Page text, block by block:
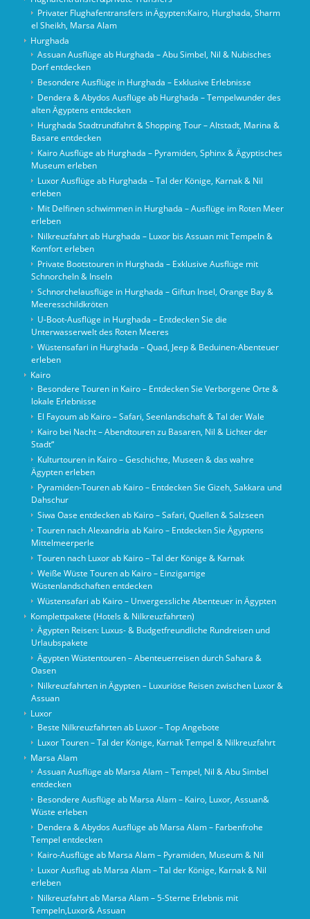
Privater Flughafentransfers in Ägypten:Kairo, Hurghada, Sharm
el Sheikh, Marsa Alam
Hurghada
Assuan Ausflüge ab Hurghada – Abu Simbel, Nil & Nubisches
Dorf entdecken
Besondere Ausflüge in Hurghada – Exklusive Erlebnisse
Dendera & Abydos Ausflüge ab Hurghada – Tempelwunder des
alten Ägyptens entdecken
Hurghada Stadtrundfahrt & Shopping Tour – Altstadt, Marina &
Basare entdecken
Kairo Ausflüge ab Hurghada – Pyramiden, Sphinx & Ägyptisches
Museum erleben
Luxor Ausflüge ab Hurghada – Tal der Könige, Karnak & Nil
erleben
Mit Delfinen schwimmen in Hurghada – Ausflüge im Roten Meer
erleben
Nilkreuzfahrt ab Hurghada – Luxor bis Assuan mit Tempeln &
Komfort erleben
Private Bootstouren in Hurghada – Exklusive Ausflüge mit
Schnorcheln & Inseln
Schnorchelausflüge in Hurghada – Giftun Insel, Orange Bay &
Meeresschildkröten
U-Boot-Ausflüge in Hurghada – Entdecken Sie die
Unterwasserwelt des Roten Meeres
Wüstensafari in Hurghada – Quad, Jeep & Beduinen-Abenteuer
erleben
Kairo
Besondere Touren in Kairo – Entdecken Sie Verborgene Orte &
lokale Erlebnisse
El Fayoum ab Kairo – Safari, Seenlandschaft & Tal der Wale
Kairo bei Nacht – Abendtouren zu Basaren, Nil & Lichter der
Stadt“
Kulturtouren in Kairo – Geschichte, Museen & das wahre
Ägypten erleben
Pyramiden-Touren ab Kairo – Entdecken Sie Gizeh, Sakkara und
Dahschur
Siwa Oase entdecken ab Kairo – Safari, Quellen & Salzseen
Touren nach Alexandria ab Kairo – Entdecken Sie Ägyptens
Mittelmeerperle
Touren nach Luxor ab Kairo – Tal der Könige & Karnak
Weiße Wüste Touren ab Kairo – Einzigartige
Wüstenlandschaften entdecken
Wüstensafari ab Kairo – Unvergessliche Abenteuer in Ägypten
Komplettpakete (Hotels & Nilkreuzfahrten)
Ägypten Reisen: Luxus- & Budgetfreundliche Rundreisen und
Urlaubspakete
Ägypten Wüstentouren – Abenteuerreisen durch Sahara &
Oasen
Nilkreuzfahrten in Ägypten – Luxuriöse Reisen zwischen Luxor &
Assuan
Luxor
Beste Nilkreuzfahrten ab Luxor – Top Angebote
Luxor Touren – Tal der Könige, Karnak Tempel & Nilkreuzfahrt
Marsa Alam
Assuan Ausflüge ab Marsa Alam – Tempel, Nil & Abu Simbel
entdecken
Besondere Ausflüge ab Marsa Alam – Kairo, Luxor, Assuan&
Wüste erleben
Dendera & Abydos Ausflüge ab Marsa Alam – Farbenfrohe
Tempel entdecken
Kairo-Ausflüge ab Marsa Alam – Pyramiden, Museum & Nil
Luxor Ausflug ab Marsa Alam – Tal der Könige, Karnak & Nil
erleben
Nilkreuzfahrt ab Marsa Alam – 5-Sterne Erlebnis mit
Tempeln,Luxor& Assuan